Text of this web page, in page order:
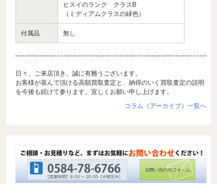
ヒスイのランク クラスB
（ミディアムクラスの緑色）
付属品 無し
日々、ご来店頂き、誠に有難うございます。
お客様が喜んで頂ける高額買取査定と、納得のいく買取査定の説明
を今後も続けて参ります。宜しくお願い申し上げます。
コラム（アーカイブ）一覧へ